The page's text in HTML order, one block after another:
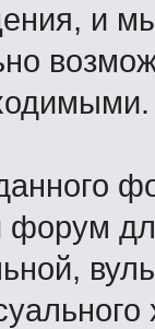
и
форум